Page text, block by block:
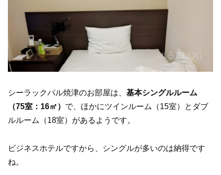
シーラックパル焼津のお部屋は、 基本シングルルーム
（75室：16㎡） で、ほかにツインルーム（15室）とダブ
ルルーム（18室）があるようです。
ビジネスホテルですから、シングルが多いのは納得です
ね。